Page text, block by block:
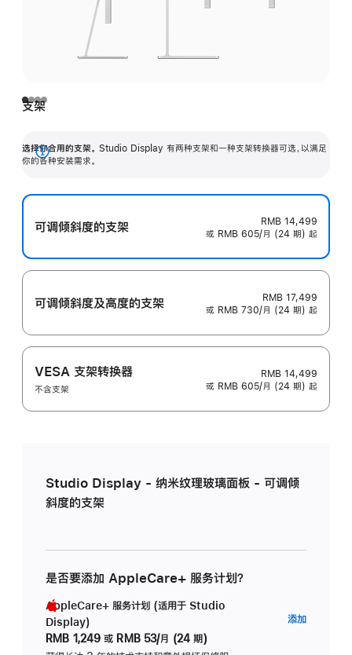
支架
选择你合用的支架。 Studio Display 有两种支架和一种支架转换器可选，以满足
你的各种安装需求。
展
可调倾斜度的支架
RMB 14,499
或 RMB 605/月 (24 期) 起
可调倾斜度及高‍度的支‍架
RMB 17,499
或 RMB 730/月 (24 期) 起
VESA 支架转换器
不含支架
RMB 14,499
或 RMB 605/月 (24 期) 起
Studio Display - 纳米纹理玻璃面板 - 可调倾
斜度的支架
是否要添加 AppleCare+ 服务计划？
AppleCare+ 服务计划 (适用于 Studio
Display)
RMB 1,249 或 RMB 53/月 (24 期)
添加